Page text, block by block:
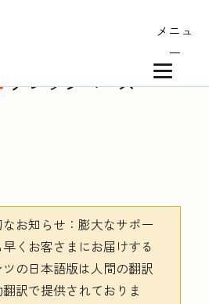
メニュ
ー
ナレッジベース
お知らせ ：膨大なサポー
早くお客さまにお届けする
の日本語版は人間の翻訳
訳で提供されておりま